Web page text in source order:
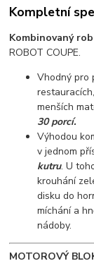
Kompletní
Kombinovaný
ROBOT COUPE.
Vhodný pro
menších
30 porcí.
Výhodou
v jednom
kutru. U
krouhání
disku do
míchání a
nádoby.
MOTOROVÝ